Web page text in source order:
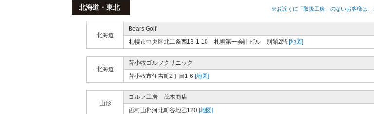
※お近くに「取扱工房」のないお客様は、
北海道・東北
北海道
Bears Golf
札幌市中央区北二条西13-1-10 札幌第一会計ビル 別館2階 [地図]
北海道
苫小牧ゴルフクリニック
苫小牧市住吉町2丁目1-6 [地図]
山形
ゴルフ工房 茂木商店
西村山郡河北町谷地乙120 [地図]